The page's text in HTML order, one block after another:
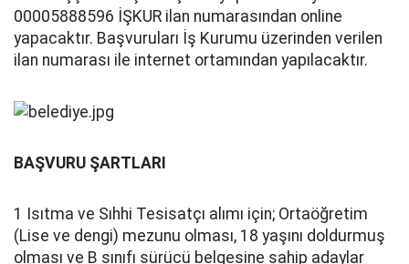
00005888596 İŞKUR ilan numarasından online
yapacaktır. Başvuruları İş Kurumu üzerinden verilen
ilan numarası ile internet ortamından yapılacaktır.
BAŞVURU ŞARTLARI
1 Isıtma ve Sıhhi Tesisatçı alımı için; Ortaöğretim
(Lise ve dengi) mezunu olması, 18 yaşını doldurmuş
olması ve B sınıfı sürücü belgesine sahip adaylar